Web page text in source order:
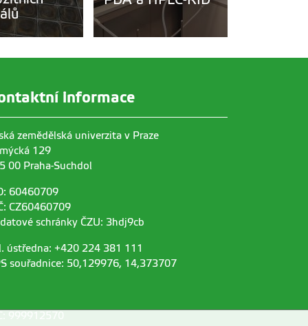
informace
zemědělská univerzita v Praze
129
00 Praha-Suchdol
60460709
CZ60460709
datové schránky ČZU: 3hdj9cb
ústředna: +420 224 381 111
souřadnice: 50,129976, 14,373707